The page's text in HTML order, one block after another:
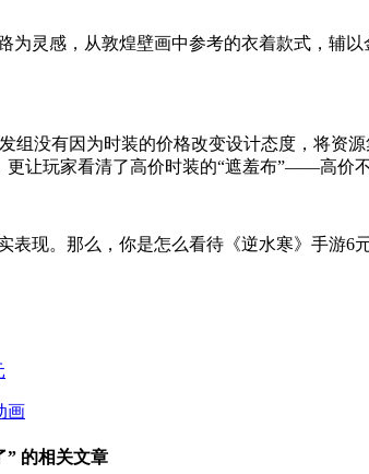
为灵感，从敦煌壁画中参考的衣着款式，辅
组没有因为时装的价格改变设计态度，将资
让玩家看清了高价时装的“遮羞布”——高价
表现。那么，你是怎么看待《逆水寒》手游6
画
” 的相关文章